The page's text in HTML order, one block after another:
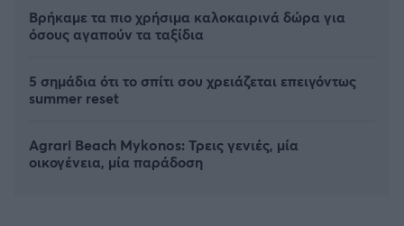
Βρήκαμε τα πιο χρήσιμα καλοκαιρινά δώρα για
όσους αγαπούν τα ταξίδια
5 σημάδια ότι το σπίτι σου χρειάζεται επειγόντως
summer reset
Agrari Beach Mykonos: Τρεις γενιές, μία
οικογένεια, μία παράδοση